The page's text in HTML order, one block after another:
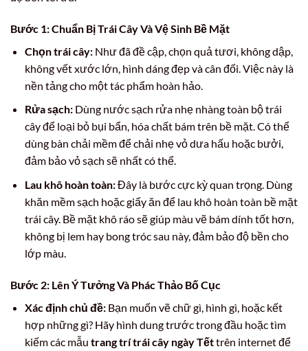
Bước 1: Chuẩn Bị Trái Cây Và Vệ Sinh Bề Mặt
Chọn trái cây:Như đã đề cập, chọn quả tươi, không dập,
không vết xước lớn, hình dáng đẹp và cân đối. Việc này là
nền tảng cho một tác phẩm hoàn hảo.
Rửa sạch:Dùng nước sạch rửa nhẹ nhàng toàn bộ trái
cây để loại bỏ bụi bẩn, hóa chất bám trên bề mặt. Có thể
dùng bàn chải mềm để chải nhẹ vỏ dưa hấu hoặc bưởi,
đảm bảo vỏ sạch sẽ nhất có thể.
Lau khô hoàn toàn:Đây là bước cực kỳ quan trọng. Dùng
khăn mềm sạch hoặc giấy ăn để lau khô hoàn toàn bề mặt
trái cây. Bề mặt khô ráo sẽ giúp màu vẽ bám dính tốt hơn,
không bị lem hay bong tróc sau này, đảm bảo độ bền cho
lớp màu.
Bước 2: Lên Ý Tưởng Và Phác Thảo Bố Cục
Xác định chủ đề:Bạn muốn vẽ chữ gì, hình gì, hoặc kết
hợp những gì? Hãy hình dung trước trong đầu hoặc tìm
kiếm các mẫu trang trí trái cây ngày Tếttrên internet để